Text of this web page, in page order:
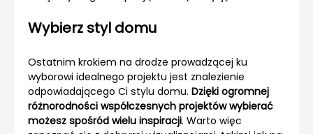
Wybierz styl domu
Ostatnim krokiem na drodze prowadzącej ku
wyborowi idealnego projektu jest znalezienie
odpowiadającego Ci stylu domu. Dzięki ogromnej
różnorodności współczesnych projektów wybierać
możesz spośród wielu inspiracji. Warto więc